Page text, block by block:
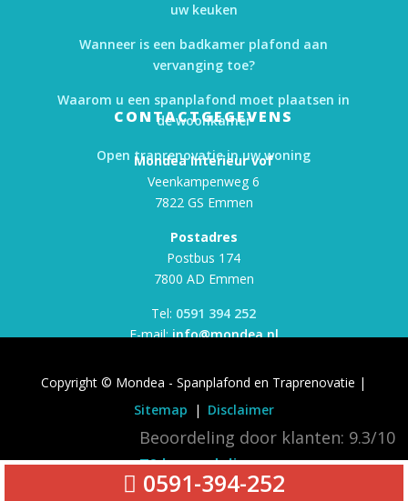
uw keuken
Wanneer is een badkamer plafond aan
vervanging toe?
Waarom u een spanplafond moet plaatsen in
de woonkamer
Open traprenovatie in uw woning
CONTACTGEGEVENS
Mondea Interieur vof
Veenkampenweg 6
7822 GS Emmen
Postadres
Postbus 174
7800 AD Emmen
Tel: 0591 394 252
E-mail:info@mondea.nl
0591-394-252
Copyright © Mondea - Spanplafond en Traprenovatie |
Sitemap | Disclaimer
Beoordeling door klanten: 9.3/10
70beoordelingen